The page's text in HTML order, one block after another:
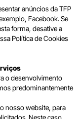
anúncios da TFP
Facebook. Se
forma, desative a
Política de Cookies
o desenvolvimento
predominantemente
nosso website, para
Neste caso,